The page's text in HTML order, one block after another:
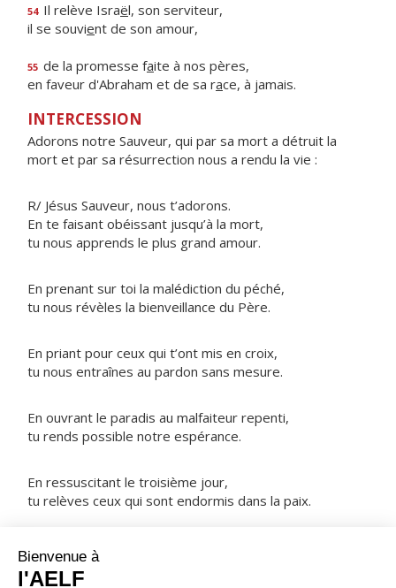
54 Il relève Israël, son serviteur,
il se souvient de son amour,
55 de la promesse faite à nos pères,
en faveur d'Abraham et de sa race, à jamais.
INTERCESSION
Adorons notre Sauveur, qui par sa mort a détruit la
mort et par sa résurrection nous a rendu la vie :
R/ Jésus Sauveur, nous t’adorons.
En te faisant obéissant jusqu’à la mort,
tu nous apprends le plus grand amour.
En prenant sur toi la malédiction du péché,
tu nous révèles la bienveillance du Père.
En priant pour ceux qui t’ont mis en croix,
tu nous entraînes au pardon sans mesure.
En ouvrant le paradis au malfaiteur repenti,
tu rends possible notre espérance.
En ressuscitant le troisième jour,
tu relèves ceux qui sont endormis dans la paix.
NOTRE PÈRE